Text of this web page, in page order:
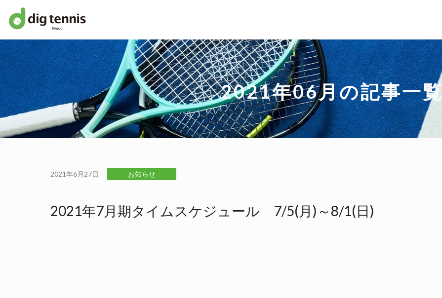
2021年06月の記事一覧
2021年6月27日 お知らせ
2021年7月期タイムスケジュール 7/5(月)～8/1(日)